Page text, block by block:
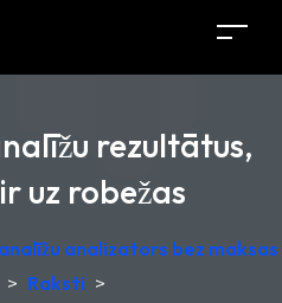
rezultātus,
uz robežas
analizators bez
> Raksti >